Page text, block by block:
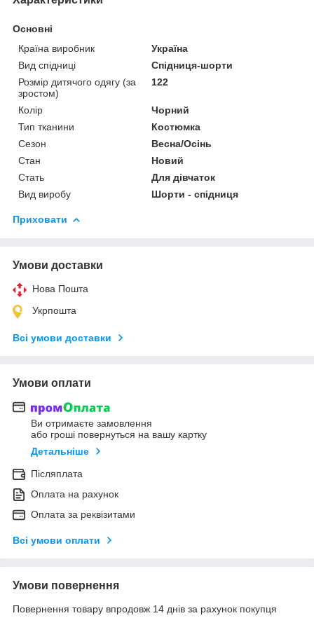
Основні
Країна виробник
Україна
Вид спідниці
Спідниця-шорти
Розмір дитячого одягу (за
зростом)
122
Колір
Чорний
Тип тканини
Костюмка
Сезон
Весна/Осінь
Стан
Новий
Стать
Для дівчаток
Вид виробу
Шорти - спідниця
Приховати
Умови доставки
Нова Пошта
Укрпошта
Всі умови доставки
Умови оплати
Ви отримаєте замовлення
або гроші повернуться на вашу картку
Детальніше
Післяплата
Оплата на рахунок
Оплата за реквізитами
Всі умови оплати
Умови повернення
Повернення товару впродовж 14 днів за рахунок покупця